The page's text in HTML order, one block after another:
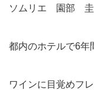
ソムリエ 園部
都内のホテルで6年
ワインに目覚めフ